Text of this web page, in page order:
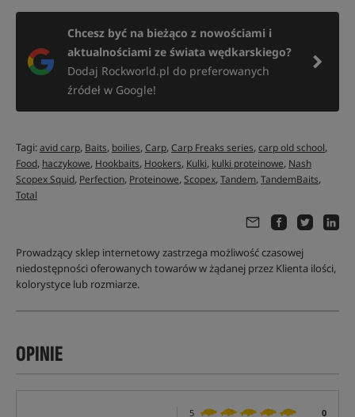
Chcesz być na bieżąco z nowościami i
aktualnościami ze świata wędkarskiego?
Dodaj Rockworld.pl do preferowanych
źródeł w Google!
Tagi:avid carp, Baits, boilies,Carp,Carp Freaks series,carp old school,
Food, haczykowe, Hookbaits, Hookers, Kulki, kulki proteinowe, Nash
Scopex Squid, Perfection, Proteinowe,Scopex,Tandem,TandemBaits,
Total
Prowadzący sklep internetowy zastrzega możliwość czasowej
niedostępności oferowanych towarów w żądanej przez Klienta ilości,
kolorystyce lub rozmiarze.
OPINIE
5
0